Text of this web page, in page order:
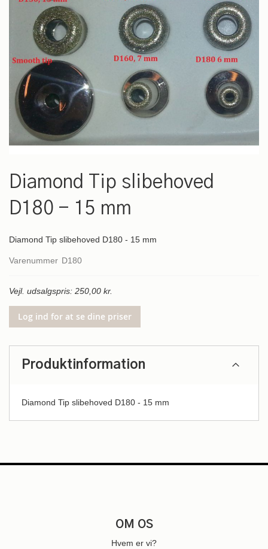
til
starten
billedgalleriet
Diamond Tip slibehoved
D180 - 15 mm
Diamond Tip slibehoved D180 - 15 mm
Varenummer D180
Vejl. udsalgspris: 250,00 kr.
Log ind for at se dine priser
Produktinformation
Diamond Tip slibehoved D180 - 15 mm
OM OS
Hvem er vi?